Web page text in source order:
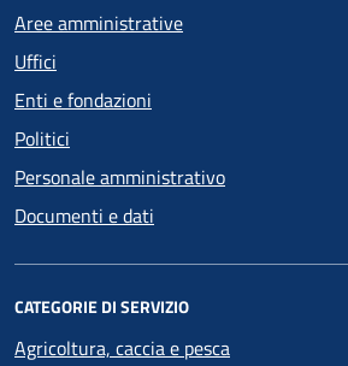
Aree amministrative
Uffici
Enti e fondazioni
Politici
Personale amministrativo
Documenti e dati
CATEGORIE DI SERVIZIO
Agricoltura, caccia e pesca